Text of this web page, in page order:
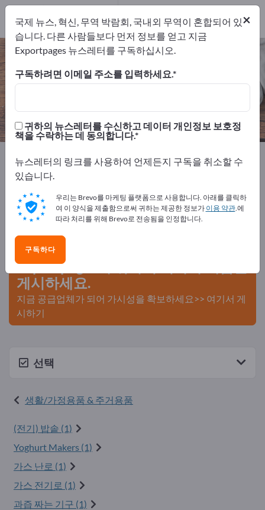
조리장비 – 제조업체 및 공급업체 찾
기
제조업체 16
Exportpages 생활/가정용품 & 주거용품 조리장비
Exportpages에서 무료로 광고하세
요!
수요 – 공급 – 중고품 – 비즈니스 연락처 >> 여기서 시작
하세요
Exportpages에 귀사의 회사와 제품을
게시하세요.
지금 공급업체가 되어 가시성을 확보하세요>> 여기서 게
시하기
선택
생활/가정용품 & 주거용품
(전기) 밥솥 (1)
Yoghurt Makers (1)
가스 난로 (1)
가스 전기로 (1)
과즙 짜는 기구 (1)
×
국제 뉴스, 혁신, 무역 박람회, 국내외 무역이 혼합되어 있
습니다. 다른 사람들보다 먼저 정보를 얻고 지금
Exportpages 뉴스레터를 구독하십시오.
구독하려면 이메일 주소를 입력하세요.
귀하의 뉴스레터를 수신하고 데이터 개인정보 보호정
책을 수락하는 데 동의합니다.
뉴스레터의 링크를 사용하여 언제든지 구독을 취소할 수
있습니다.
우리는 Brevo를 마케팅 플랫폼으로 사용합니다. 아래를 클릭하
여 이 양식을 제출함으로써 귀하는 제공한 정보가 이용 약관.에
따라 처리를 위해 Brevo로 전송됨을 인정합니다.
구독하다